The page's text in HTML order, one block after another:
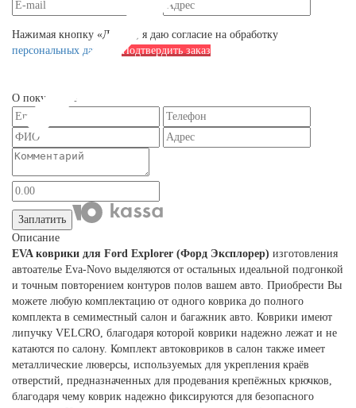
Нажимая кнопку «Далее», я даю согласие на обработку
персональных данных
Подтвердить заказ
О покупателе
Заплатить
Описание
EVA коврики для Ford Explorer (Форд Эксплорер) изготовления
автоателье Eva-Novo выделяются от остальных идеальной подгонкой
и точным повторением контуров полов вашем авто. Приобрести Вы
можете любую комплектацию от одного коврика до полного
комплекта в семиместный салон и багажник авто. Коврики имеют
липучку VELCRO, благодаря которой коврики надежно лежат и не
катаются по салону. Комплект автоковриков в салон также имеет
металлические люверсы, используемых для укрепления краёв
отверстий, предназначенных для продевания крепёжных крючков,
благодаря чему коврик надежно фиксируются для безопасного